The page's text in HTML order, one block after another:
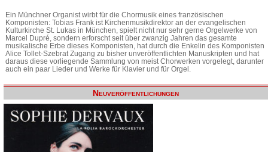
Ein Münchner Organist wirbt für die Chormusik eines französischen
Komponisten: Tobias Frank ist Kirchenmusikdirektor an der evangelischen
Kulturkirche St. Lukas in München, spielt nicht nur sehr gerne Orgelwerke von
Marcel Dupré, sondern erforscht seit über zwanzig Jahren das gesamte
musikalische Erbe dieses Komponisten, hat durch die Enkelin des Komponisten
Alice Tollet-Szebrat Zugang zu bisher unveröffentlichten Manuskripten und hat
daraus diese vorliegende Sammlung von meist Chorwerken vorgelegt, darunter
auch ein paar Lieder und Werke für Klavier und für Orgel.
Neuveröffentlichungen